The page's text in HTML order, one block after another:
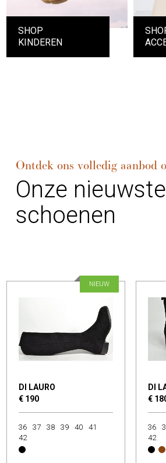
SHOP
KINDEREN
Ontdek ons volledig aanbod
Onze nieuwste
schoenen
DI LAURO
€ 190
NIEUW
36 37 38 39 40
41
42
DI
€
36
42